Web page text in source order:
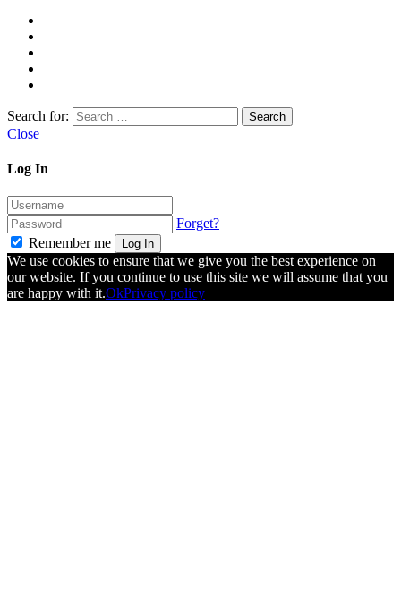
Search for:
Close
Log In
Forget?
Remember me
Log In
We use cookies to ensure that we give you the best experience on
our website. If you continue to use this site we will assume that you
are happy with it.OkPrivacy policy